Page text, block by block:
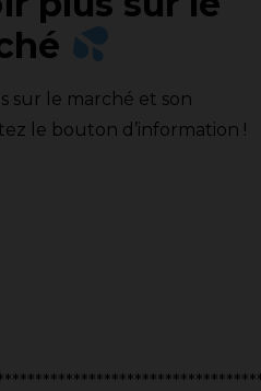
sur le marché et son
le bouton d’information !